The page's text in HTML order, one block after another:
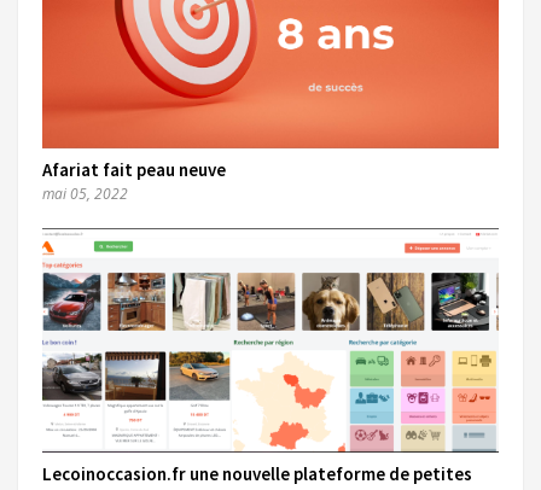
Afariat fait peau neuve
mai 05, 2022
Lecoinoccasion.fr une nouvelle plateforme de petites